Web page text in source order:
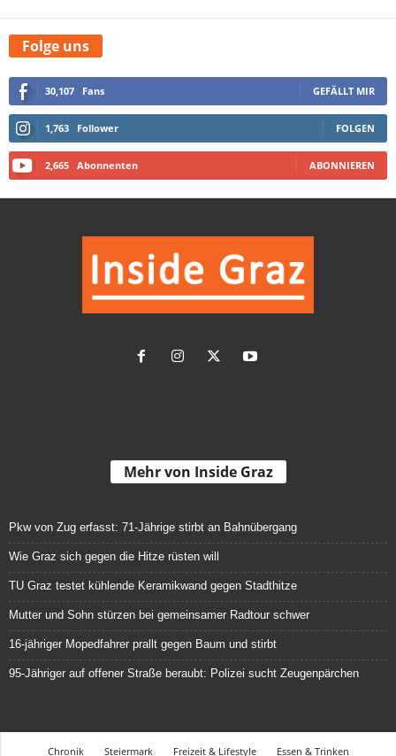
Folge uns
30,107 Fans GEFÄLLT MIR
1,763 Follower FOLGEN
2,665 Abonnenten ABONNIEREN
Mehr von Inside Graz
Pkw von Zug erfasst: 71-Jährige stirbt an Bahnübergang
Wie Graz sich gegen die Hitze rüsten will
TU Graz testet kühlende Keramikwand gegen Stadthitze
Mutter und Sohn stürzen bei gemeinsamer Radtour schwer
16-jähriger Mopedfahrer prallt gegen Baum und stirbt
95-Jähriger auf offener Straße beraubt: Polizei sucht Zeugenpärchen
Chronik Steiermark Freizeit & Lifestyle Essen & Trinken